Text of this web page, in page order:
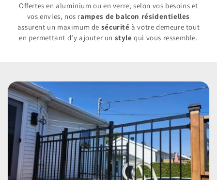
Offertes en aluminium ou en verre, selon vos besoins et
vos envies, nos rampes de balcon résidentielles
assurent un maximum de sécuritéà votre demeure tout
en permettant d’y ajouter un stylequi vous ressemble.